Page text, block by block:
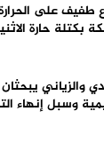
طفيف على
بكتلة حارة
والزياني
وسبل إنهاء